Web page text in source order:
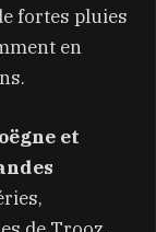
fortes pluies
en
et